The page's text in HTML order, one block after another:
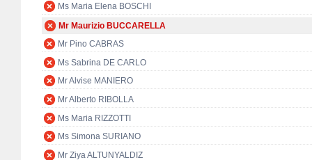
Ms Maria Elena BOSCHI
Mr Maurizio BUCCARELLA
Mr Pino CABRAS
Ms Sabrina DE CARLO
Mr Alvise MANIERO
Mr Alberto RIBOLLA
Ms Maria RIZZOTTI
Ms Simona SURIANO
Mr Ziya ALTUNYALDIZ